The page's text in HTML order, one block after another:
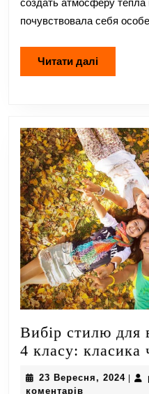
создать атмосферу
почувствовала себя
Читати даліЧитати
далі
Вибір стилю для
4 класу: класика
23 Вересня, 202423
коментарів